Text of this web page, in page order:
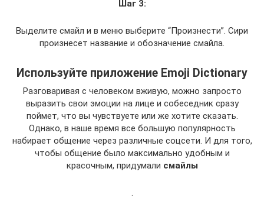
Шаг 3:
Выделите смайл и в меню выберите “Произнести”. Сири
произнесет название и обозначение смайла.
Используйте приложение Emoji Dictionary
Разговаривая с человеком вживую, можно запросто
выразить свои эмоции на лице и собеседник сразу
поймет, что вы чувствуете или же хотите сказать.
Однако, в наше время все большую популярность
набирает общение через различные соцсети. И для того,
чтобы общение было максимально удобным и
красочным, придумали смайлы
.